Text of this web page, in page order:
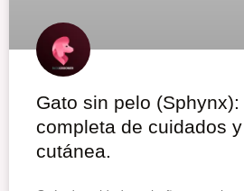
Gato sin pelo
completa de cuidados
cutánea.